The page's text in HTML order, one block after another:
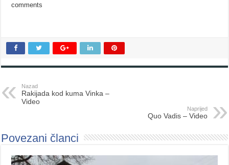
comments
Nazad
Rakijada kod kuma Vinka –
Video
Naprijed
Quo Vadis – Video
Povezani članci